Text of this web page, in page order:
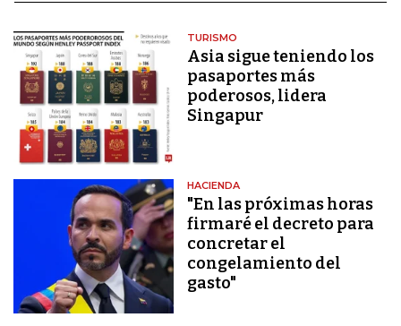
TURISMO
Asia sigue teniendo los
pasaportes más
poderosos, lidera
Singapur
HACIENDA
"En las próximas horas
firmaré el decreto para
concretar el
congelamiento del
gasto"